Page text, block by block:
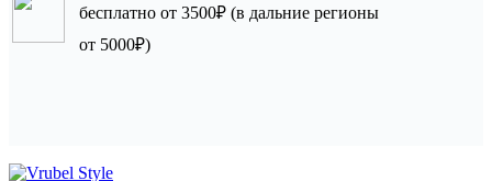
бесплатно от 3500₽ (в дальние регионы
от 5000₽)